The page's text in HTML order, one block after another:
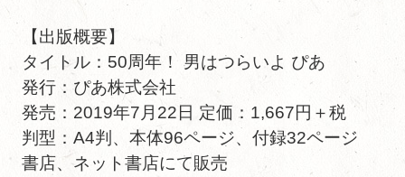
【出版概要】
タイトル：50周年！ 男はつらいよ ぴあ
発行：ぴあ株式会社
発売：2019年7月22日 定価：1,667円＋税
判型：A4判、本体96ページ、付録32ページ
書店、ネット書店にて販売